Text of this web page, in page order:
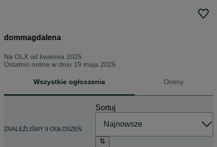
dommagdalena
Na OLX od kwietnia 2025
Ostatnio online w dniu 19 maja 2026
Wszystkie ogłoszenia Oceny
ZNALEŹLIŚMY 9 OGŁOSZEŃ
Sortuj